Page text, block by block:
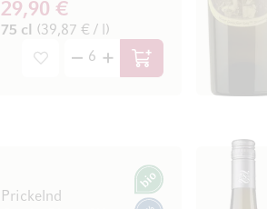
29,90 €
75 cl (39,87 € / l)
In den Warenkorb
Prickelnd
Bio